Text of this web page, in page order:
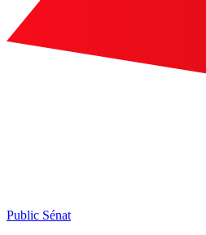
Public Sénat